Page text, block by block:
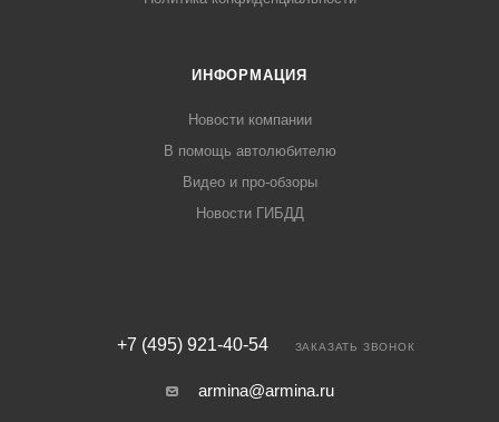
ИНФОРМАЦИЯ
Новости компании
В помощь автолюбителю
Видео и про-обзоры
Новости ГИБДД
+7 (495) 921-40-54 ЗАКАЗАТЬ ЗВОНОК
armina@armina.ru